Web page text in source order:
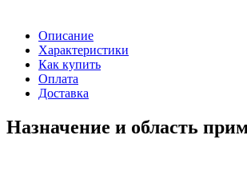
Описание
Характеристики
Как купить
Оплата
Доставка
Назначение и область